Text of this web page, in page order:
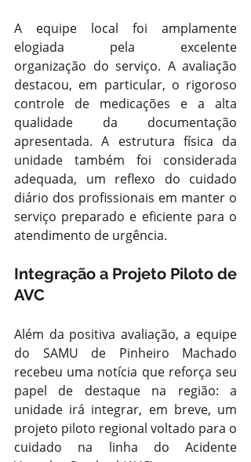
A equipe local foi amplamente
elogiada pela excelente
organização do serviço. A avaliação
destacou, em particular, o rigoroso
controle de medicações e a alta
qualidade da documentação
apresentada. A estrutura física da
unidade também foi considerada
adequada, um reflexo do cuidado
diário dos profissionais em manter o
serviço preparado e eficiente para o
atendimento de urgência.
Integração a Projeto Piloto de
AVC
Além da positiva avaliação, a equipe
do SAMU de Pinheiro Machado
recebeu uma notícia que reforça seu
papel de destaque na região: a
unidade irá integrar, em breve, um
projeto piloto regional voltado para o
cuidado na linha do Acidente